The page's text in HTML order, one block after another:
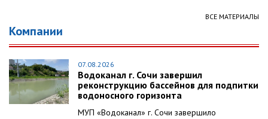
ВСЕ МАТЕРИАЛЫ
Компании
07.08.2026
Водоканал г. Сочи завершил
реконструкцию бассейнов для подпитки
водоносного горизонта
МУП «Водоканал» г. Сочи завершило